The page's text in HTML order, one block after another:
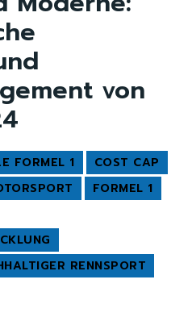
von
FORMEL 1
COST CAP
FORMEL 1
RENNSPORT